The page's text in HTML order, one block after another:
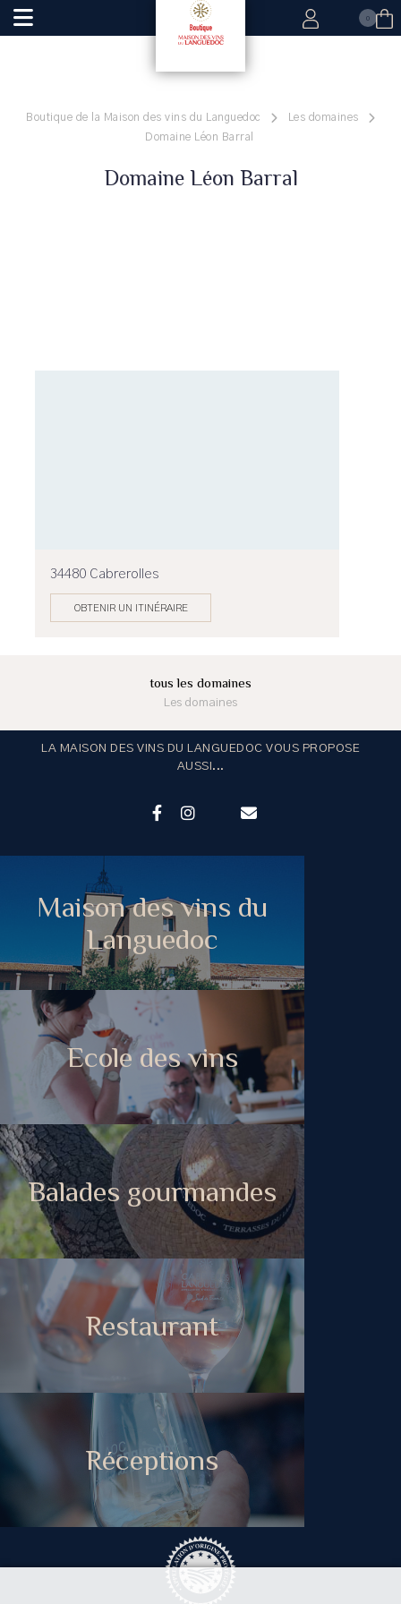
0
Boutique de la Maison des vins du Languedoc
Les domaines
Domaine Léon Barral
Domaine Léon Barral
34480 Cabrerolles
OBTENIR UN ITINÉRAIRE
tous les domaines
Les domaines
LA MAISON DES VINS DU LANGUEDOC VOUS PROPOSE
AUSSI...
Maison des vins du
Languedoc
Ecole des vins
Balades gourmandes
Restaurant
Réceptions